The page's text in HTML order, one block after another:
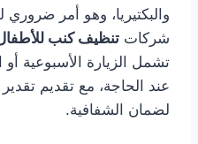
والبكتيريا، وهو أمر
شركات تنظيف كنب للأطفال
تشمل الزيارة الأسبوعية أو
عند الحاجة، مع تقديم
لضمان الشفافية.